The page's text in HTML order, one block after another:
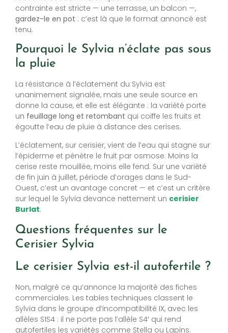
contrainte est stricte — une terrasse, un balcon —,
gardez-le en pot : c’est là que le format annoncé est
tenu.
Pourquoi le Sylvia n’éclate pas sous
la pluie
La résistance à l’éclatement du Sylvia est
unanimement signalée, mais une seule source en
donne la cause, et elle est élégante : la variété porte
un feuillage long et retombant qui coiffe les fruits et
égoutte l’eau de pluie à distance des cerises.
L’éclatement, sur cerisier, vient de l’eau qui stagne sur
l’épiderme et pénètre le fruit par osmose. Moins la
cerise reste mouillée, moins elle fend. Sur une variété
de fin juin à juillet, période d’orages dans le Sud-
Ouest, c’est un avantage concret — et c’est un critère
sur lequel le Sylvia devance nettement un cerisier
Burlat.
Questions fréquentes sur le
Cerisier Sylvia
Le cerisier Sylvia est-il autofertile ?
Non, malgré ce qu’annonce la majorité des fiches
commerciales. Les tables techniques classent le
Sylvia dans le groupe d’incompatibilité IX, avec les
allèles S1S4 : il ne porte pas l’allèle S4′ qui rend
autofertiles les variétés comme Stella ou Lapins.